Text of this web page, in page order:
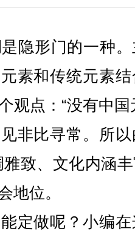
是隐形门的一种
素和传统元素
观点：“没有中
非比寻常。所
致、文化内涵
地位。
做呢？小编在